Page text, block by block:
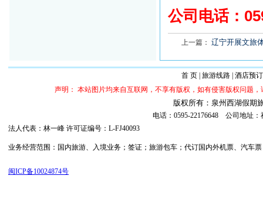
公司电话：
上一篇： 辽宁开展文旅
首 页| 旅游线路| 酒店预订
声明： 本站图片均来自互联网，不享有版权，如有侵害版权问题
版权所有：泉州西湖假
电话：0595-22176648 公司地址
法人代表：林一峰 许可证编号：L-FJ40093
业务经营范围：国内旅游、入境业务；签证；旅游包车；代订国内外机票、汽
闽ICP备10024874号